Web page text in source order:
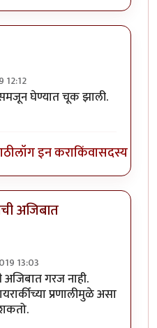
12:12
हायरार्की पाहिलीby
समजून घेण्यात चूक झाली.
लॉग इन कराकिंवासदस्य व्हा
अजिबात
13:03
byजॉनविक्क
अजिबात गरज नाही.
प्रणालीमुळे असा